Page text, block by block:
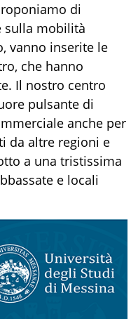
di
sulla mobilità
, vanno inserite le
che hanno
. Il nostro centro
pulsante di
anche per
i da altre regioni e
a una tristissima
e locali